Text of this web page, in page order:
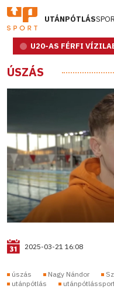
UTÁNPÓTLÁS
U20-AS FÉRFI
ÚSZÁS
2025-03-21 16:08
úszás Nagy Nándor
utánpótlás